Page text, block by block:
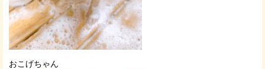
おこげちゃん